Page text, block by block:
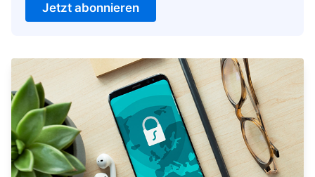
Jetzt abonnieren